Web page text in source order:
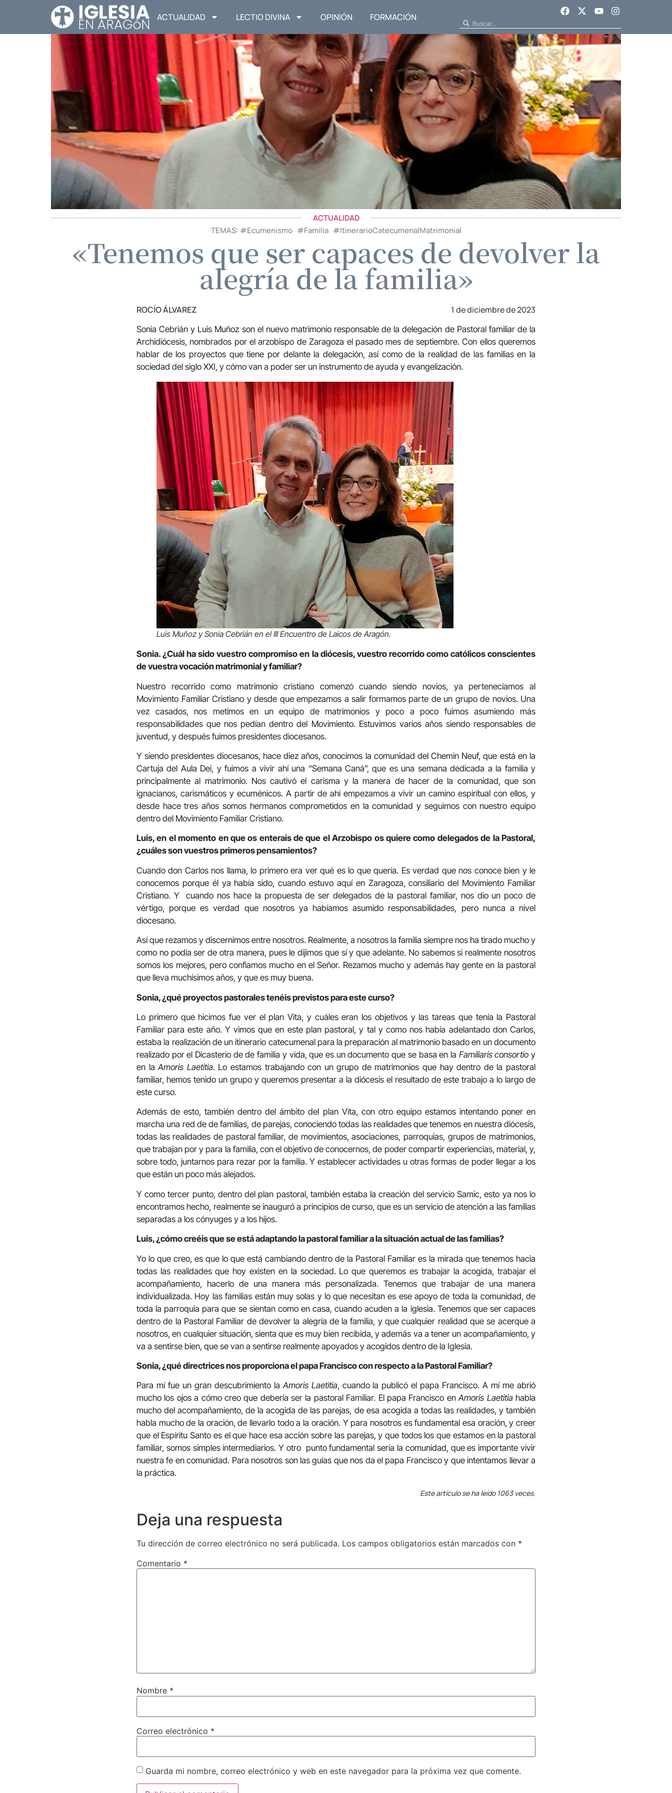
ACTUALIDAD LECTIO DIVINA OPINIÓN FORMACIÓN
ACTUALIDAD
TEMAS: #Ecumenismo#Familia#ItinerarioCatecumenalMatrimonial
«Tenemos que ser capaces de devolver la
alegría de la familia»
ROCÍO ÁLVAREZ 1 de diciembre de 2023
Sonia Cebrián y Luis Muñoz son el nuevo matrimonio responsable de la delegación de Pastoral familiar de la
Archidiócesis, nombrados por el arzobispo de Zaragoza el pasado mes de septiembre. Con ellos queremos
hablar de los proyectos que tiene por delante la delegación, así como de la realidad de las familias en la
sociedad del siglo XXI, y cómo van a poder ser un instrumento de ayuda y evangelización.
Luis Muñoz y Sonia Cebrián en el III Encuentro de Laicos de Aragón.
Sonia. ¿Cuál ha sido vuestro compromiso en la diócesis, vuestro recorrido como católicos conscientes
de vuestra vocación matrimonial y familiar?
Nuestro recorrido como matrimonio cristiano comenzó cuando siendo novios, ya pertenecíamos al
Movimiento Familiar Cristiano y desde que empezamos a salir formamos parte de un grupo de novios. Una
vez casados, nos metimos en un equipo de matrimonios y poco a poco fuimos asumiendo más
responsabilidades que nos pedían dentro del Movimiento. Estuvimos varios años siendo responsables de
juventud, y después fuimos presidentes diocesanos.
Y siendo presidentes diocesanos, hace diez años, conocimos la comunidad del Chemin Neuf, que está en la
Cartuja del Aula Dei, y fuimos a vivir ahí una “Semana Caná”, que es una semana dedicada a la familia y
principalmente al matrimonio. Nos cautivó el carisma y la manera de hacer de la comunidad, que son
ignacianos, carismáticos y ecuménicos. A partir de ahí empezamos a vivir un camino espiritual con ellos, y
desde hace tres años somos hermanos comprometidos en la comunidad y seguimos con nuestro equipo
dentro del Movimiento Familiar Cristiano.
Luis, en el momento en que os enterais de que el Arzobispo os quiere como delegados de la Pastoral,
¿cuáles son vuestros primeros pensamientos?
Cuando don Carlos nos llama, lo primero era ver qué es lo que quería. Es verdad que nos conoce bien y le
conocemos porque él ya había sido, cuando estuvo aquí en Zaragoza, consiliario del Movimiento Familiar
Cristiano. Y cuando nos hace la propuesta de ser delegados de la pastoral familiar, nos dio un poco de
vértigo, porque es verdad que nosotros ya habíamos asumido responsabilidades, pero nunca a nivel
diocesano.
Así que rezamos y discernimos entre nosotros. Realmente, a nosotros la familia siempre nos ha tirado mucho y
como no podía ser de otra manera, pues le dijimos que sí y que adelante. No sabemos si realmente nosotros
somos los mejores, pero confiamos mucho en el Señor. Rezamos mucho y además hay gente en la pastoral
que lleva muchísimos años, y que es muy buena.
Sonia, ¿qué proyectos pastorales tenéis previstos para este curso?
Lo primero que hicimos fue ver el plan Vita, y cuáles eran los objetivos y las tareas que tenía la Pastoral
Familiar para este año. Y vimos que en este plan pastoral, y tal y como nos había adelantado don Carlos,
estaba la realización de un itinerario catecumenal para la preparación al matrimonio basado en un documento
realizado por el Dicasterio de de familia y vida, que es un documento que se basa en la Familiaris consortio y
en laAmoris Laetitia. Lo estamos trabajando con un grupo de matrimonios que hay dentro de la pastoral
familiar, hemos tenido un grupo y queremos presentar a la diócesis el resultado de este trabajo a lo largo de
este curso.
Además de esto, también dentro del ámbito del plan Vita, con otro equipo estamos intentando poner en
marcha una red de de familias, de parejas, conociendo todas las realidades que tenemos en nuestra diócesis,
todas las realidades de pastoral familiar, de movimientos, asociaciones, parroquias, grupos de matrimonios,
que trabajan por y para la familia, con el objetivo de conocernos, de poder compartir experiencias, material, y,
sobre todo, juntarnos para rezar por la familia. Y establecer actividades u otras formas de poder llegar a los
que están un poco más alejados.
Y como tercer punto, dentro del plan pastoral, también estaba la creación del servicio Samic, esto ya nos lo
encontramos hecho, realmente se inauguró a principios de curso, que es un servicio de atención a las familias
separadas a los cónyuges y a los hijos.
Luis, ¿cómo creéis que se está adaptando la pastoral familiar a la situación actual de las familias?
Yo lo que creo, es que lo que está cambiando dentro de la Pastoral Familiar es la mirada que tenemos hacia
todas las realidades que hoy existen en la sociedad. Lo que queremos es trabajar la acogida, trabajar el
acompañamiento, hacerlo de una manera más personalizada. Tenemos que trabajar de una manera
individualizada. Hoy las familias están muy solas y lo que necesitan es ese apoyo de toda la comunidad, de
toda la parroquia para que se sientan como en casa, cuando acuden a la iglesia. Tenemos que ser capaces
dentro de la Pastoral Familiar de devolver la alegría de la familia, y que cualquier realidad que se acerque a
nosotros, en cualquier situación, sienta que es muy bien recibida, y además va a tener un acompañamiento, y
va a sentirse bien, que se van a sentirse realmente apoyados y acogidos dentro de la Iglesia.
Sonia, ¿qué directrices nos proporciona el papa Francisco con respecto a la Pastoral Familiar?
Para mí fue un gran descubrimiento laAmoris Laetitia, cuando la publicó el papa Francisco. A mí me abrió
mucho los ojos a cómo creo que debería ser la pastoral Familiar. El papa Francisco enAmoris Laetitiahabla
mucho del acompañamiento, de la acogida de las parejas, de esa acogida a todas las realidades, y también
habla mucho de la oración, de llevarlo todo a la oración. Y para nosotros es fundamental esa oración, y creer
que el Espíritu Santo es el que hace esa acción sobre las parejas, y que todos los que estamos en la pastoral
familiar, somos simples intermediarios. Y otro punto fundamental sería la comunidad, que es importante vivir
nuestra fe en comunidad. Para nosotros son las guías que nos da el papa Francisco y que intentamos llevar a
la práctica.
Este artículo se ha leído 1063 veces.
Deja una respuesta
Tu dirección de correo electrónico no será publicada. Los campos obligatorios están marcados con *
Comentario *
Nombre *
Correo electrónico *
Guarda mi nombre, correo electrónico y web en este navegador para la próxima vez que comente.